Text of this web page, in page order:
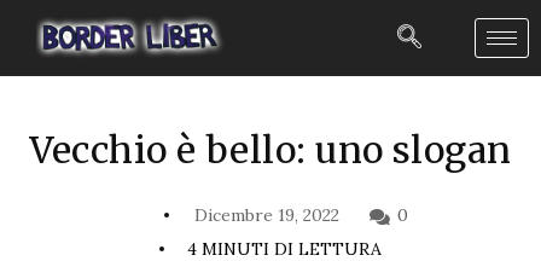
Vecchio è bello: uno slogan
Dicembre 19, 2022
0
4 MINUTI DI LETTURA